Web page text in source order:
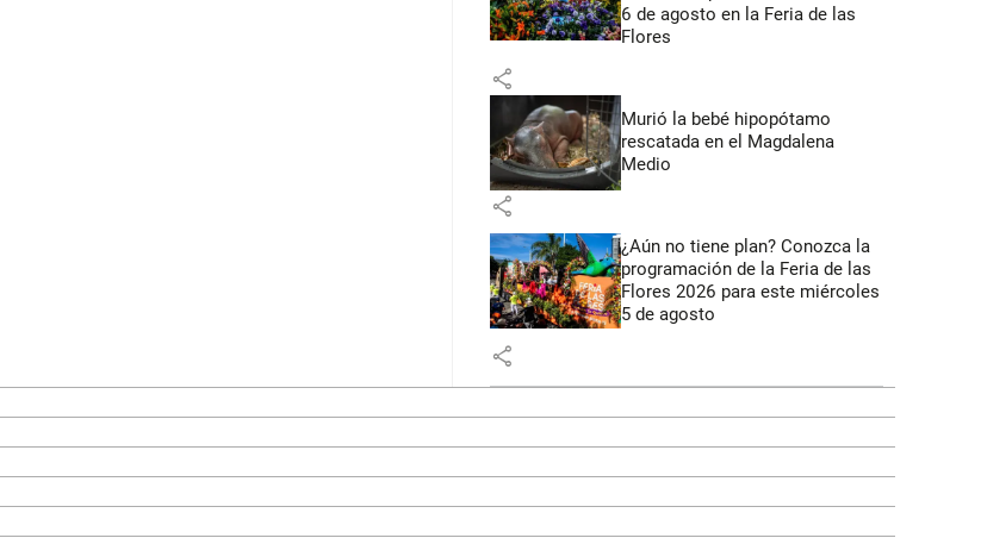
6 de agosto en la Feria de las
Flores
share
Murió la bebé hipopótamo
rescatada en el Magdalena
Medio
share
¿Aún no tiene plan? Conozca la
programación de la Feria de las
Flores 2026 para este miércoles
5 de agosto
share